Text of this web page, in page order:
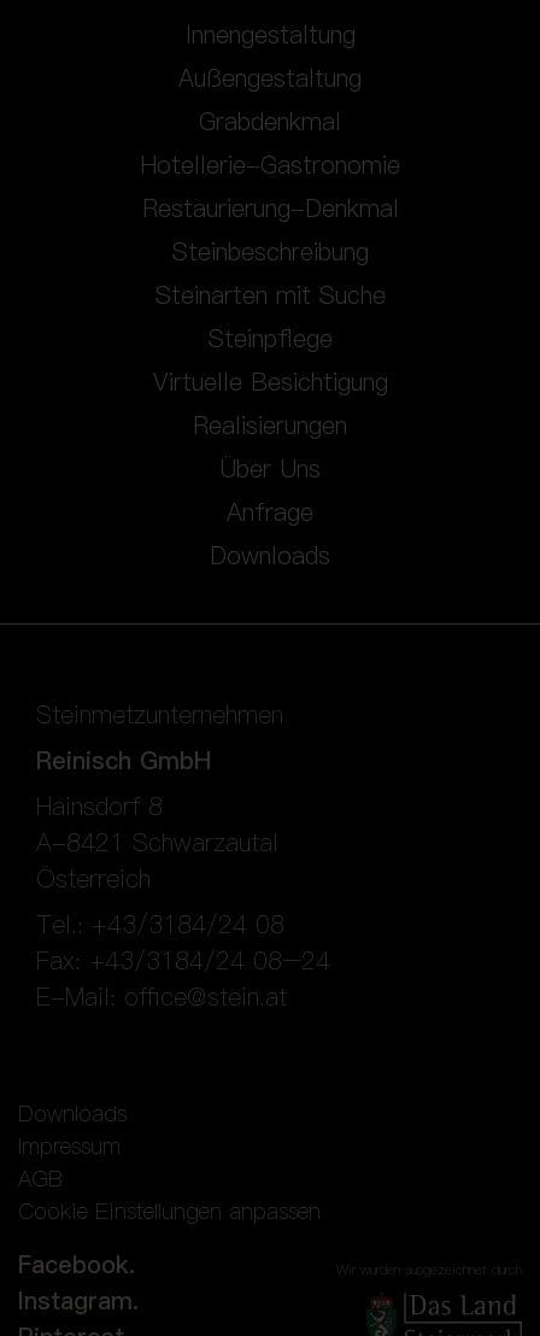
Innengestaltung
Außengestaltung
Grabdenkmal
Hotellerie-Gastronomie
Restaurierung-Denkmal
Steinbeschreibung
Steinarten mit Suche
Steinpflege
Virtuelle Besichtigung
Realisierungen
Über Uns
Anfrage
Downloads
Steinmetzunternehmen
Reinisch GmbH
Hainsdorf 8
A-8421 Schwarzautal
Österreich
Tel.: +43/3184/24 08
Fax: +43/3184/24 08–24
E-Mail: office@stein.at
Downloads
Impressum
AGB
Cookie Einstellungen anpassen
Facebook.
Instagram.
Wir wurden ausgezeichnet durch